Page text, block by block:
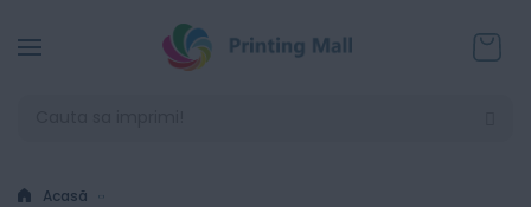
Acasă